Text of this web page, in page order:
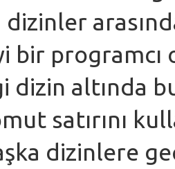
dizinler
bir programcı
dizin altında
satırını
dizinlere